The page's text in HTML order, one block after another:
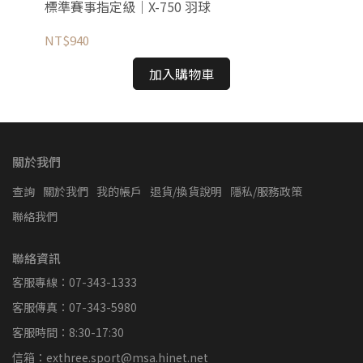
標準賽事指定級｜X-750 羽球
NT$940
加入購物車
關於我們
查詢 關於我們 我的帳戶 退貨/換貨說明 隱私/服務政策
聯絡我們
聯絡資訊
客服專線：07-343-1333
客服傳真：07-343-5980
客服時間：8:30-17:30
信箱：exthree.sport@msa.hinet.net